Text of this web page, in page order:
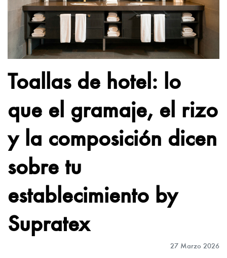
Toallas de hotel: lo
que el gramaje, el rizo
y la composición dicen
sobre tu
establecimiento by
Supratex
27 Marzo 2026